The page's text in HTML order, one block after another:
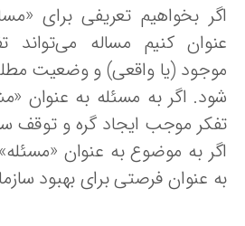
بخواهیم تعریفی برای «مساله»
کنیم مساله می‌تواند
(یا واقعی) و وضعیت مطلوب
اگر به مسئله به عنوان
موجب ایجاد گره و توقف
به موضوع به عنوان «مسئله»،
عنوان فرصتی برای بهبود سازمان